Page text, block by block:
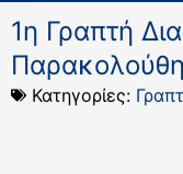
1η Γραπτή
Κατηγορίες: